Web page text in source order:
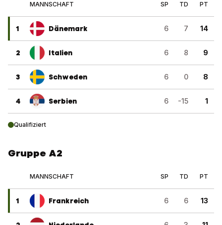
MANNSCHAFT SP TD PT
1 Dänemark 6 7 14
2 Italien 6 8 9
3 Schweden 6 0 8
4 Serbien 6 -15 1
Qualifiziert
Gruppe A2
MANNSCHAFT SP TD PT
1 Frankreich 6 6 13